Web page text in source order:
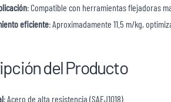
: Compatible con herramientas flejadoras
eficiente: Aproximadamente 11.5 m/kg,
del Producto
: Acero de alta resistencia (SAEJ1018).